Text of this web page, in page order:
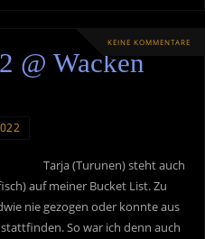
KEINE KOMMENTARE
@ Wacken
Tarja (Turunen) steht auch
auf meiner Bucket List. Zu
nie gezogen oder konnte aus
So war ich denn auch